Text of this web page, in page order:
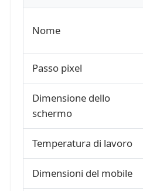
Display a mesh a LED
Schermo del film
Display LED trasparente
Schermo LED Volante per
schermo a led olografico
Nome
Passo pixel
Dimensione dello
schermo
Temperatura di lavoro
Dimensioni del mobile